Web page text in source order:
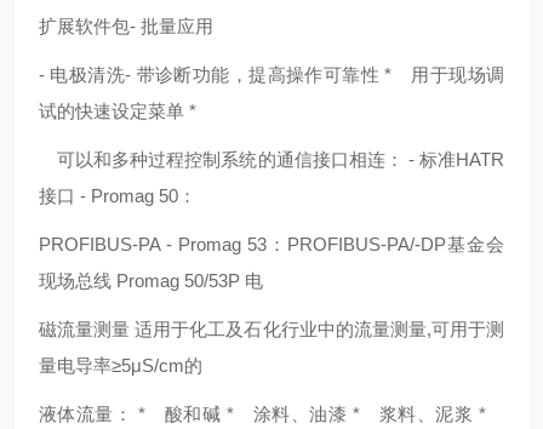
扩展软件包- 批量应用
- 电极清洗- 带诊断功能，提高操作可靠性 * 用于现场调
试的快速设定菜单 *
可以和多种过程控制系统的通信接口相连： - 标准HATR
接口 - Promag 50：
PROFIBUS-PA - Promag 53：PROFIBUS-PA/-DP基金会
现场总线 Promag 50/53P 电
磁流量测量 适用于化工及石化行业中的流量测量,可用于测
量电导率≥5μS/cm的
液体流量： * 酸和碱 * 涂料、油漆 * 浆料、泥浆 *